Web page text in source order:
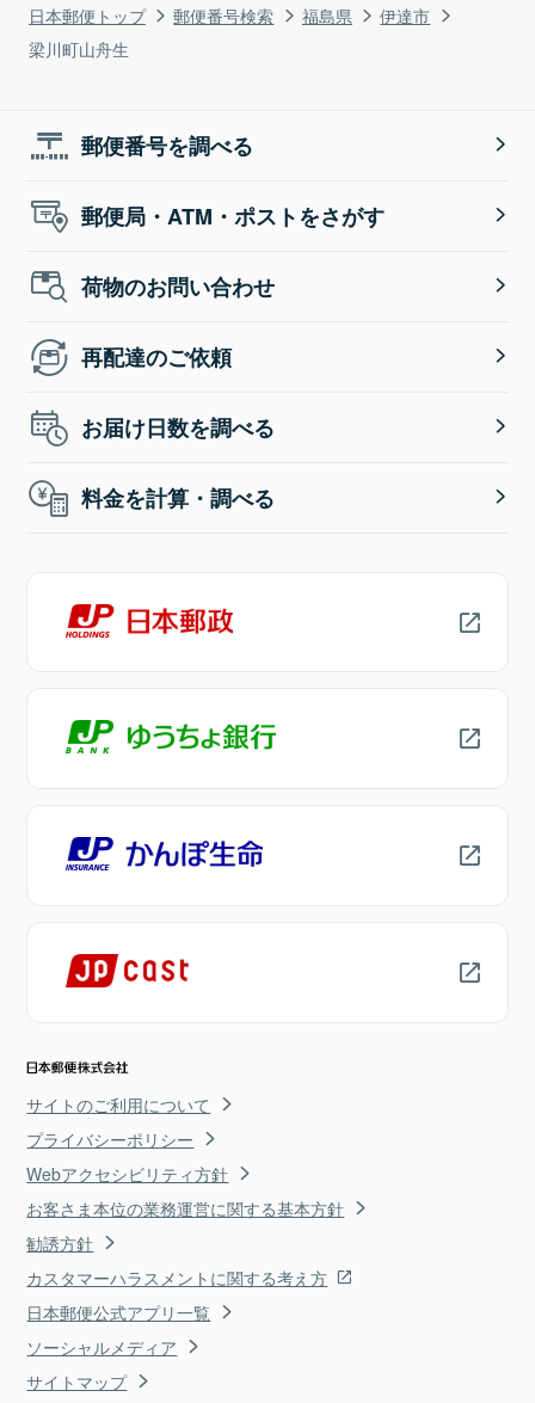
日本郵便トップ 郵便番号検索 福島県
伊達市
梁川町山舟生
郵便番号を調べる
郵便局・ATM・ポストをさがす
荷物のお問い合わせ
再配達のご依頼
お届け日数を調べる
料金を計算・調べる
サイトのご利用について
プライバシーポリシー
Webアクセシビリティ方針
お客さま本位の業務運営に関する基本方針
勧誘方針
カスタマーハラスメントに関する考え方
日本郵便公式アプリ一覧
ソーシャルメディア
サイトマップ